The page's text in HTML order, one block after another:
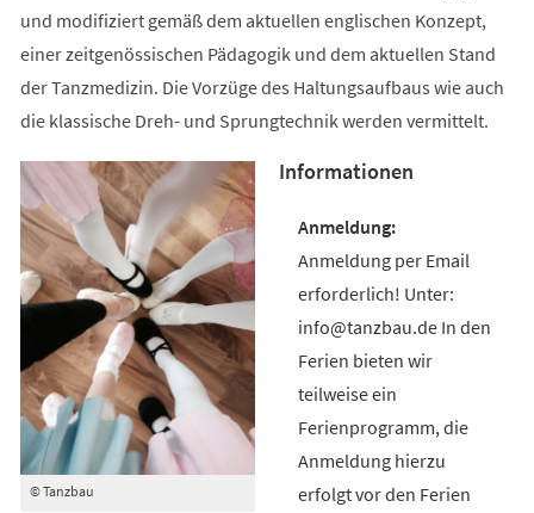
und modifiziert gemäß dem aktuellen englischen Konzept,
einer zeitgenössischen Pädagogik und dem aktuellen Stand
der Tanzmedizin. Die Vorzüge des Haltungsaufbaus wie auch
die klassische Dreh- und Sprungtechnik werden vermittelt.
© Tanzbau
Informationen
Anmeldung per Email
erforderlich! Unter:
info@tanzbau.de In den
Ferien bieten wir
teilweise ein
Ferienprogramm, die
Anmeldung hierzu
erfolgt vor den Ferien